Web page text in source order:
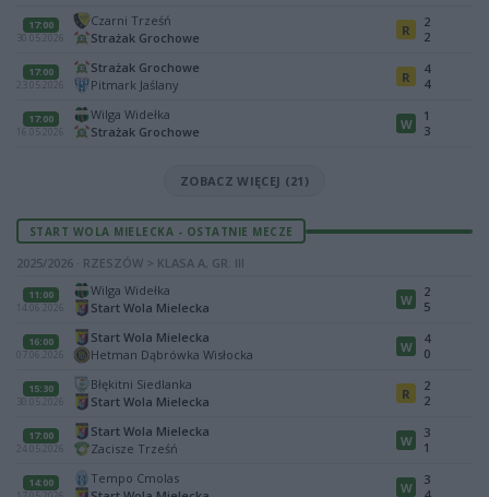
17:00
30.05.2026
Czarni Trześń
Strażak Grochowe
R
2
2
17:00
23.05.2026
Strażak Grochowe
Pitmark Jaślany
R
4
4
17:00
16.05.2026
Wilga Widełka
Strażak Grochowe
W
1
3
ZOBACZ WIĘCEJ (21)
START WOLA MIELECKA - OSTATNIE MECZE
2025/2026 · RZESZÓW > KLASA A, GR. III
11:00
14.06.2026
Wilga Widełka
Start Wola Mielecka
W
2
5
16:00
07.06.2026
Start Wola Mielecka
Hetman Dąbrówka Wisłocka
W
4
0
15:30
30.05.2026
Błękitni Siedlanka
Start Wola Mielecka
R
2
2
17:00
24.05.2026
Start Wola Mielecka
Zacisze Trześń
W
3
1
14:00
Tempo Cmolas
W
3